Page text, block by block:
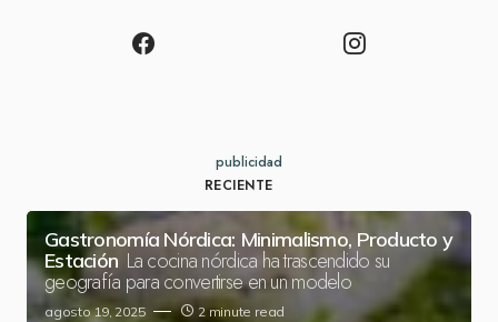
publicidad
RECIENTE
Gastronomía Nórdica: Minimalismo, Producto y
Estación La cocina nórdica ha trascendido su
geografía para convertirse en un modelo
agosto 19, 2025 2 minute read